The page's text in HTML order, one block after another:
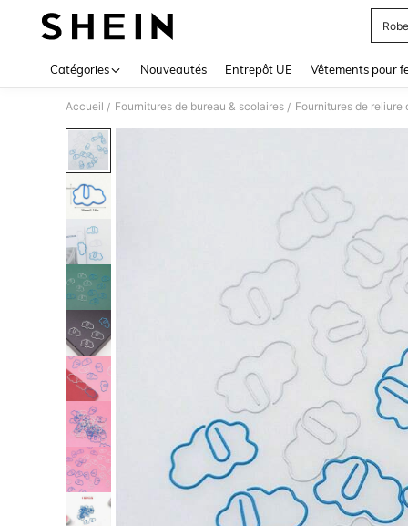
Catégories Nouveautés Entrepôt UE Vêtements pour
Accueil / Fournitures de bureau & scolaires / Fournitures de reliure